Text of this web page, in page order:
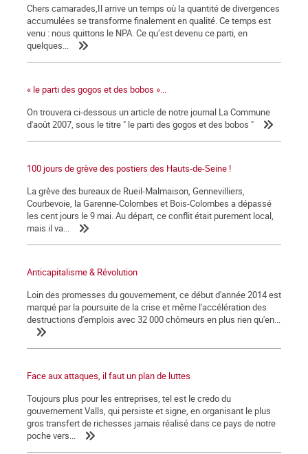
Chers camarades,Il arrive un temps où la quantité de divergences
accumulées se transforme finalement en qualité. Ce temps est
venu : nous quittons le NPA. Ce qu’est devenu ce parti, en
quelques...
« le parti des gogos et des bobos »...
On trouvera ci-dessous un article de notre journal La Commune
d'août 2007, sous le titre " le parti des gogos et des bobos "
100 jours de grève des postiers des Hauts-de-Seine !
La grève des bureaux de Rueil-Malmaison, Gennevilliers,
Courbevoie, la Garenne-Colombes et Bois-Colombes a dépassé
les cent jours le 9 mai. Au départ, ce conflit était purement local,
mais il va...
Anticapitalisme & Révolution
Loin des promesses du gouvernement, ce début d'année 2014 est
marqué par la poursuite de la crise et même l'accélération des
destructions d'emplois avec 32 000 chômeurs en plus rien qu'en...
Face aux attaques, il faut un plan de luttes
Toujours plus pour les entreprises, tel est le credo du
gouvernement Valls, qui persiste et signe, en organisant le plus
gros transfert de richesses jamais réalisé dans ce pays de notre
poche vers...